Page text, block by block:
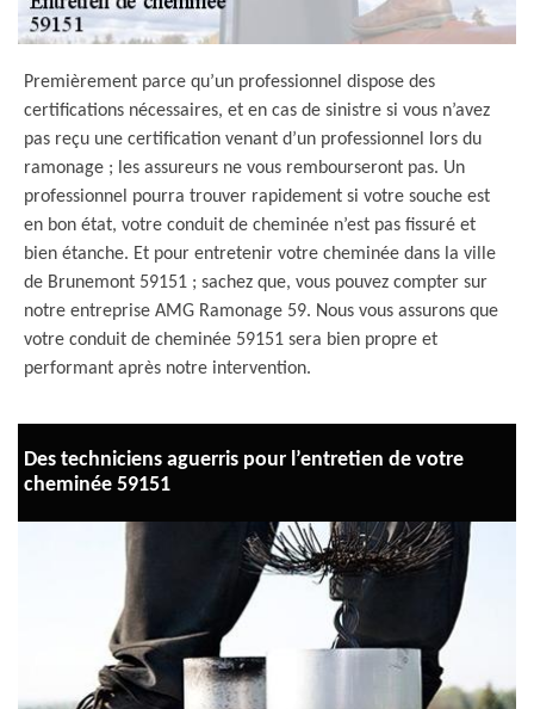
Premièrement parce qu’un professionnel dispose des
certifications nécessaires, et en cas de sinistre si vous n’avez
pas reçu une certification venant d’un professionnel lors du
ramonage ; les assureurs ne vous rembourseront pas. Un
professionnel pourra trouver rapidement si votre souche est
en bon état, votre conduit de cheminée n’est pas fissuré et
bien étanche. Et pour entretenir votre cheminée dans la ville
de Brunemont 59151 ; sachez que, vous pouvez compter sur
notre entreprise AMG Ramonage 59. Nous vous assurons que
votre conduit de cheminée 59151 sera bien propre et
performant après notre intervention.
Des techniciens aguerris pour l’entretien de votre
cheminée 59151